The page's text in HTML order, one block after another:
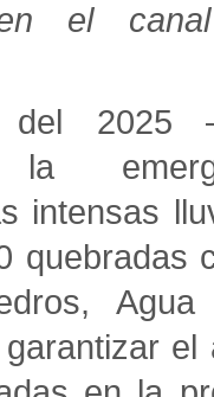
en el
del 2025
intensas
quebradas